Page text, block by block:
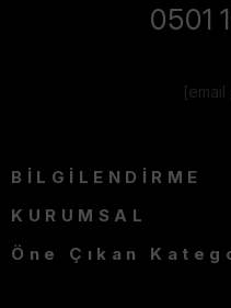
0501
BİLGİLENDİRME
KURUMSAL
Öne Çıkan